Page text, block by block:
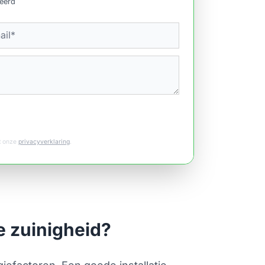
onze privacyverklaring.
zuinigheid?